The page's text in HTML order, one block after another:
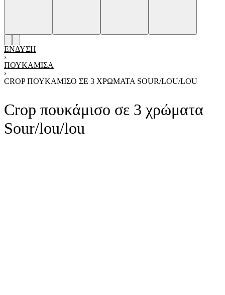
ΈΝΔΥΣΗ
›
ΠΟΥΚΆΜΙΣΑ
›
CROP ΠΟΥΚΆΜΙΣΟ ΣΕ 3 ΧΡΏΜΑΤΑ SOUR/LOU/LOU
Crop πουκάμισο σε 3 χρώματα
Sour/lou/lou